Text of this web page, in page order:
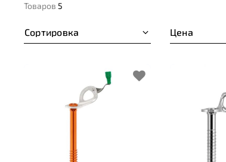
Товаров 5
Сортировка Цена